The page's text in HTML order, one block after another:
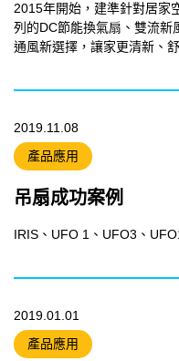
2015年開始，建準針對居家
列的DC節能換氣扇、雙流新
通風新選擇，讓家更清新、
2019.11.08
產品應用
吊扇成功案例
IRIS、UFO 1、UFO3、
2019.01.01
產品應用